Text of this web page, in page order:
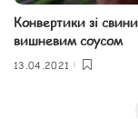
Конвертики зі
вишневим соусом
13.04.2021